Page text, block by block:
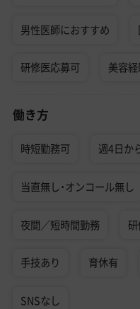
男性医師におすすめ
研修医応募可 美容
働き方
時短勤務可 週4日か
当直無し・オンコール無し
夜間／短時間勤務
手技あり 育休有
SNSなし